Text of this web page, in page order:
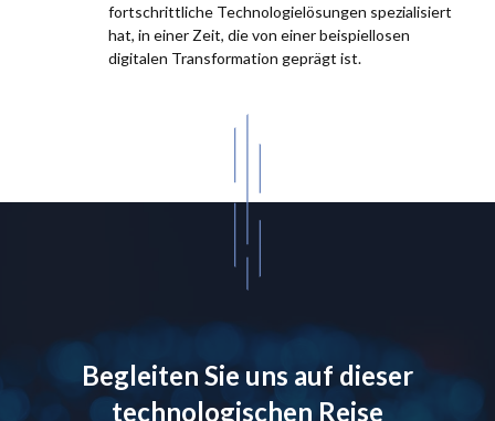
fortschrittliche Technologielösungen spezialisiert
hat, in einer Zeit, die von einer beispiellosen
digitalen Transformation geprägt ist.
Begleiten Sie uns auf dieser
technologischen Reise